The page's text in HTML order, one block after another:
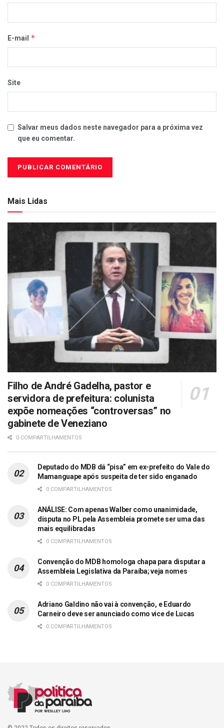
E-mail *
Site
Salvar meus dados neste navegador para a próxima vez
que eu comentar.
Mais Lidas
Filho de André Gadelha, pastor e
servidora de prefeitura: colunista
expõe nomeações “controversas” no
gabinete de Veneziano
0 COMPARTILHAMENTOS
Deputado do MDB dá “pisa” em ex-prefeito do Vale do
Mamanguape após suspeita de ter sido enganado
0 COMPARTILHAMENTOS
ANÁLISE: Com apenas Walber como unanimidade,
disputa no PL pela Assembleia promete ser uma das
mais equilibradas
0 COMPARTILHAMENTOS
Convenção do MDB homologa chapa para disputar a
Assembleia Legislativa da Paraíba; veja nomes
0 COMPARTILHAMENTOS
Adriano Galdino não vai à convenção, e Eduardo
Carneiro deve ser anunciado como vice de Lucas
0 COMPARTILHAMENTOS